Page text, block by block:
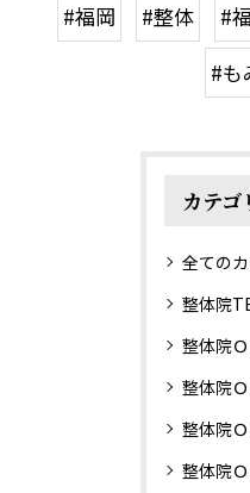
#福岡
#整体 #
#も
カテゴ
全ての
整体院
整体院
整体院Ｏ
整体院
整体院